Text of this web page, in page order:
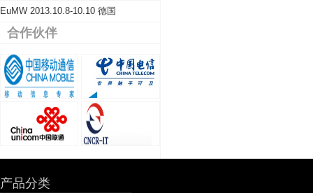
EuMW 2013.10.8-10.10 德国
合作伙伴
产品分类